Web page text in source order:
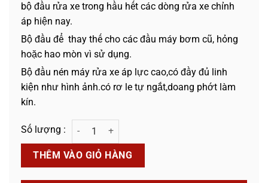
bộ đầu rửa xe trong hầu hết các dòng rửa xe chỉnh
áp hiện nay.
Bộ đầu để thay thế cho các đầu máy bơm cũ, hỏng
hoặc hao mòn vì sử dụng.
Bộ đầu nén máy rửa xe áp lực cao,có đầy đủ linh
kiện như hình ảnh.có rơ le tự ngắt,doang phớt làm
kín.
Bộ Đầu Rửa Xe Chỉnh Áp KPTs số lượng
THÊM VÀO GIỎ HÀNG